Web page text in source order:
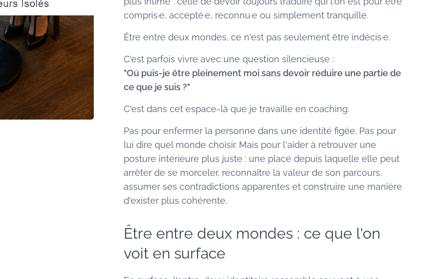
compris·e, accepté·e, reconnu·e ou simplement tranquille.
Être entre deux mondes, ce n'est pas seulement être indécis·e.
C'est parfois vivre avec une question silencieuse :
"Où puis-je être pleinement moi sans devoir réduire une partie de
ce que je suis ?"
C'est dans cet espace-là que je travaille en coaching.
Pas pour enfermer la personne dans une identité figée. Pas pour
lui dire quel monde choisir. Mais pour l'aider à retrouver une
posture intérieure plus juste : une place depuis laquelle elle peut
arrêter de se morceler, reconnaître la valeur de son parcours,
assumer ses contradictions apparentes et construire une manière
d'exister plus cohérente.
Être entre deux mondes : ce que l'on
voit en surface